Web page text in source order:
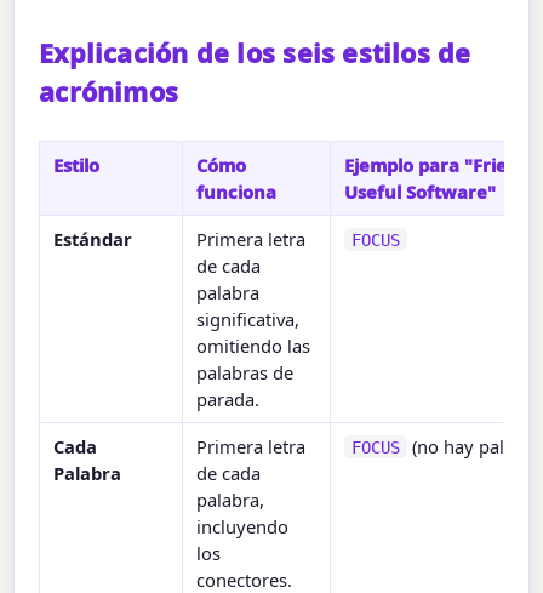
Explicación de los seis estilos de
acrónimos
Estilo
Cómo
funciona
Ejemplo para
Useful Software"
Estándar
Primera letra
de cada
palabra
significativa,
omitiendo las
palabras de
parada.
FOCUS
Cada
Palabra
Primera letra
de cada
palabra,
incluyendo
los
conectores.
FOCUS (no hay